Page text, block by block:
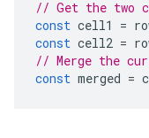
// Get the two
const cell1 =
const cell2 =
// Merge the
const merged =